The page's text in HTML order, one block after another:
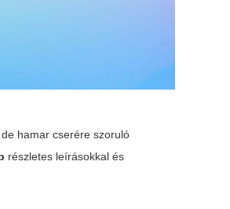
hamar cserére szoruló
részletes leírásokkal és